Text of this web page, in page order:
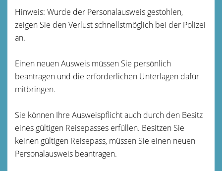
Hinweis: Wurde der Personalausweis gestohlen,
zeigen Sie den Verlust schnellstmöglich bei der Polizei
an.
Einen neuen Ausweis müssen Sie persönlich
beantragen und die erforderlichen Unterlagen dafür
mitbringen.
Sie können Ihre Ausweispflicht auch durch den Besitz
eines gültigen Reisepasses erfüllen. Besitzen Sie
keinen gültigen Reisepass, müssen Sie einen neuen
Personalausweis beantragen.